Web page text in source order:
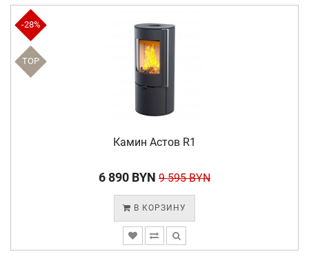
-28%
TOP
Камин Астов R1
6 890 BYN 9 595 BYN
В КОРЗИНУ